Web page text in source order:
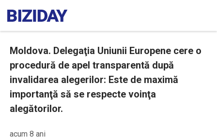
Moldova. Delegaţia Uniunii Europene cere o
procedură de apel transparentă după
invalidarea alegerilor: Este de maximă
importanţă să se respecte voinţa
alegătorilor.
acum 8 ani